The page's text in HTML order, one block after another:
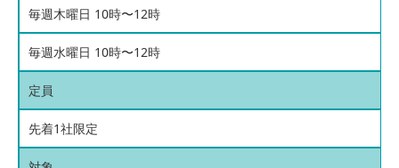
毎週木曜日 10時〜12時
毎週水曜日 10時〜12時
定員
先着1社限定